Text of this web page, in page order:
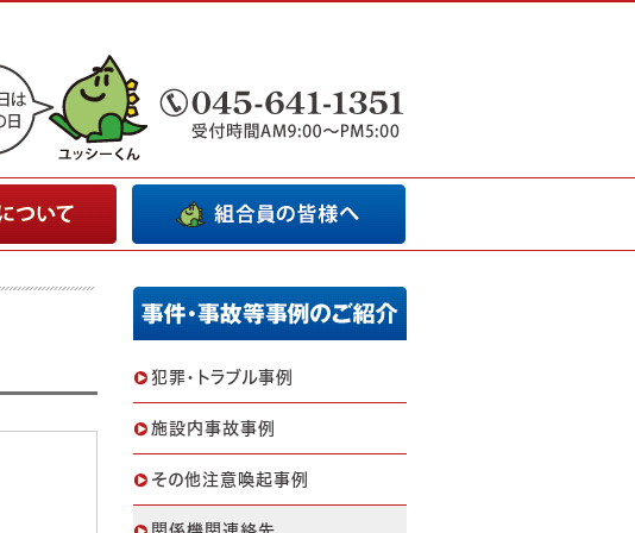
犯罪・トラブル事例
施設内事故事例
その他注意喚起事例